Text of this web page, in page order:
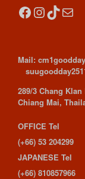
Facebook
Instagram
TikTok
Mail
Mail:
289/3 Chang
Chiang Mai,
OFFICE Tel
(+66) 53 204299
JAPANESE Tel
(+66) 810857966